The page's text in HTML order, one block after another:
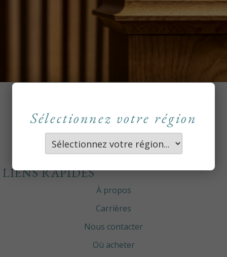
Sélectionnez votre région
LIENS RAPIDES
À propos
Carrières
Nous contacter
Où acheter